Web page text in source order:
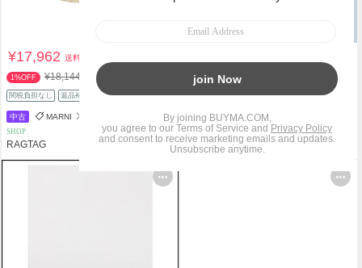
¥17,962送料込
1%OFF ¥18,144
関税負担なし 返品補償
中古 MARNI
SHOP
RAGTAG
関税負担なし 返品補償
MARNI
PERSONAL SHOPPER
TrendShop